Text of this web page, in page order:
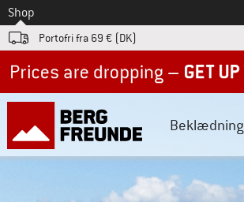
Til
Shop
Portofri fra 69 € (DK)
Beklædning